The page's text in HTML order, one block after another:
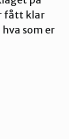
fått klar
som er